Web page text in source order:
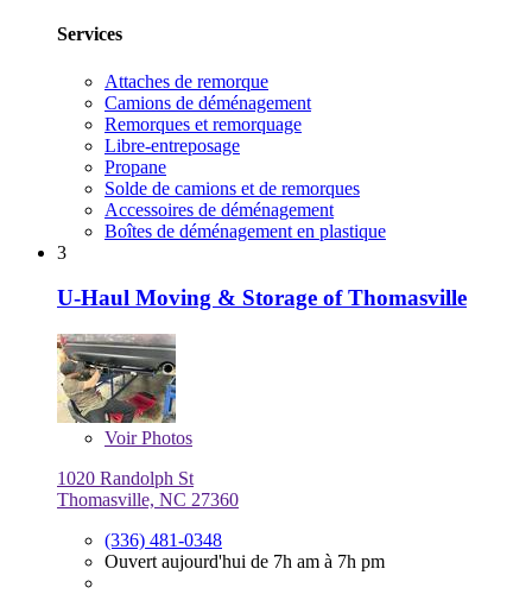
Services
Attaches de remorque
Camions de déménagement
Remorques et remorquage
Libre-entreposage
Propane
Solde de camions et de remorques
Accessoires de déménagement
Boîtes de déménagement en plastique
3
U-Haul Moving & Storage of Thomasville
VoirPhotos
1020 Randolph St
Thomasville, NC 27360
(336) 481-0348
Ouvert aujourd'hui de 7h am à 7h pm